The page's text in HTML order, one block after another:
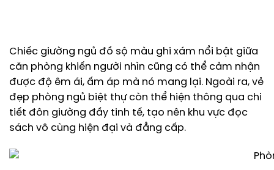
Chiếc giường ngủ đồ sộ màu ghi xám nổi bật giữa
căn phòng khiến người nhìn cũng có thể cảm nhận
được độ êm ái, ấm áp mà nó mang lại. Ngoài ra, vẻ
đẹp phòng ngủ biệt thự còn thể hiện thông qua chi
tiết đôn giường đầy tinh tế, tạo nên khu vực đọc
sách vô cùng hiện đại và đẳng cấp.